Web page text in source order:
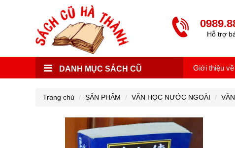
Hỗ trợ
DANH MỤC SÁCH CŨ Giới thiệu
Trang chủ SẢN PHẨM VĂN HỌC NƯỚC NGOÀI